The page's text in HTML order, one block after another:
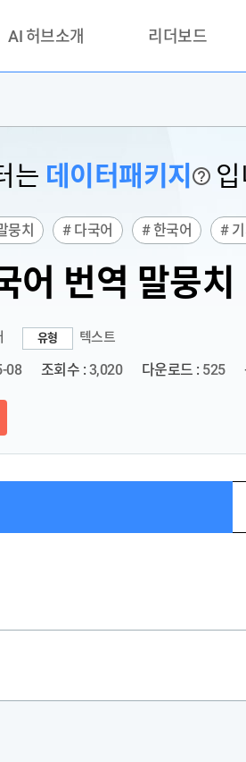
AI 허브소개
존이란?
정책
리더보드
는 데이터패키지 ? 입
뭉치 # 다국어 # 한국어 #
어 번역 말뭉치
유형 텍스트
08 조회수 : 3,020 다운로드 : 525